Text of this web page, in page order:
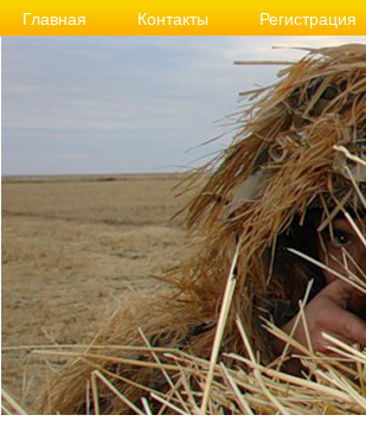
Главная Контакты Регистрация